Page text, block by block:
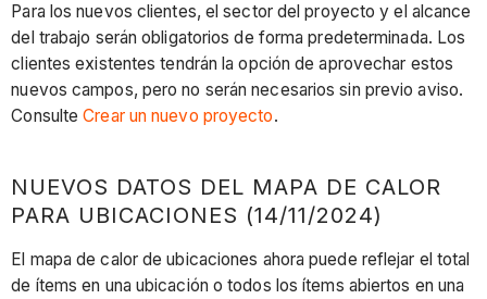
Para los nuevos clientes, el sector del proyecto y el alcance
del trabajo serán obligatorios de forma predeterminada. Los
clientes existentes tendrán la opción de aprovechar estos
nuevos campos, pero no serán necesarios sin previo aviso.
ConsulteCrear un nuevo proyecto.
NUEVOS DATOS DEL MAPA DE CALOR
PARA UBICACIONES (14/11/2024)
El mapa de calor de ubicaciones ahora puede reflejar el total
de ítems en una ubicación o todos los ítems abiertos en una